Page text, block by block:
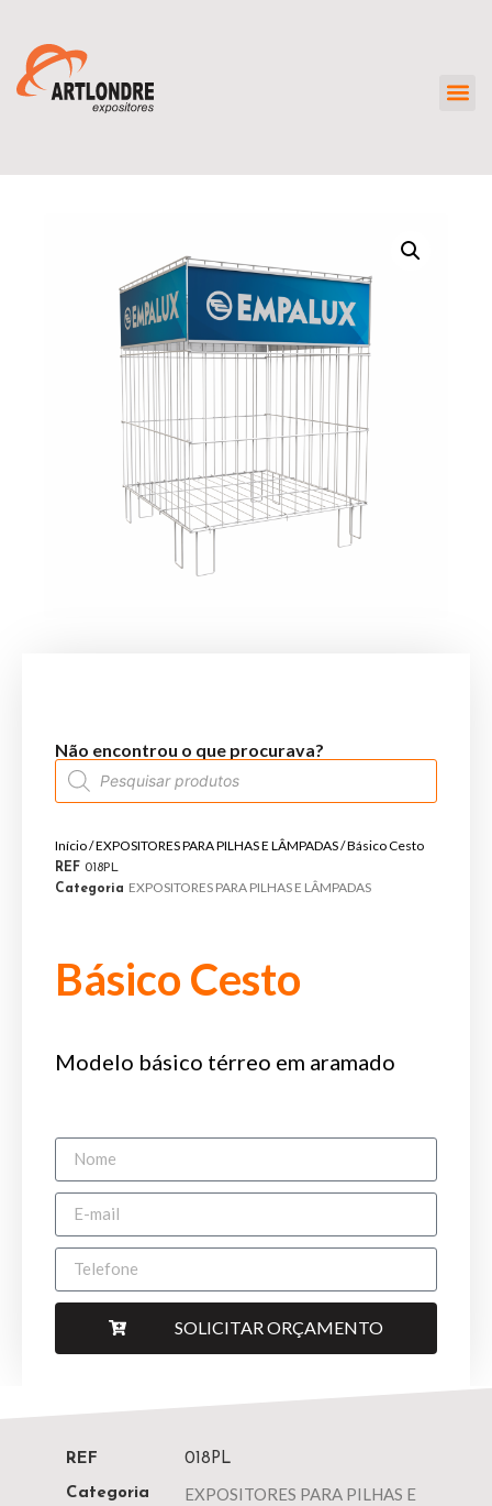
Não encontrou o que procurava?
Início/EXPOSITORES PARA PILHAS E LÂMPADAS/ Básico Cesto
REF 018PL
Categoria EXPOSITORES PARA PILHAS E LÂMPADAS
Básico Cesto
Modelo básico térreo em aramado
SOLICITAR ORÇAMENTO
REF 018PL
Categoria
EXPOSITORES PARA PILHAS E